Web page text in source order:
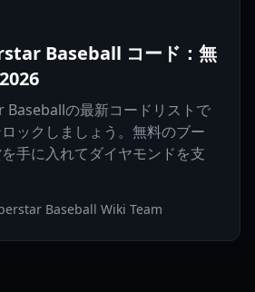
Baseball コード：無
の最新コードリストで
ックしましょう。無料のブー
手に入れてダイヤモンドを支
Baseball Wiki Team